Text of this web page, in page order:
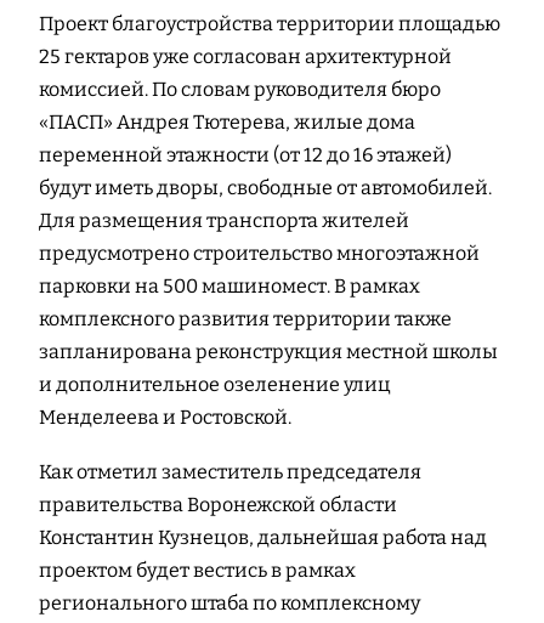
Проект благоустройства территории площадью
25 гектаров уже согласован архитектурной
комиссией. По словам руководителя бюро
«ПАСП» Андрея Тютерева, жилые дома
переменной этажности (от 12 до 16 этажей)
будут иметь дворы, свободные от автомобилей.
Для размещения транспорта жителей
предусмотрено строительство многоэтажной
парковки на 500 машиномест. В рамках
комплексного развития территории также
запланирована реконструкция местной школы
и дополнительное озеленение улиц
Менделеева и Ростовской.
Как отметил заместитель председателя
правительства Воронежской области
Константин Кузнецов, дальнейшая работа над
проектом будет вестись в рамках
регионального штаба по комплексному